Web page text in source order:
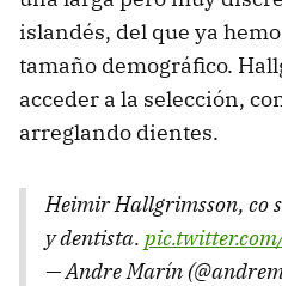
islandés, del que ya
tamaño demográfico.
acceder a la selección,
arreglando dientes.
Heimir Hallgrimsson, co
y dentista.
— Andre Marín